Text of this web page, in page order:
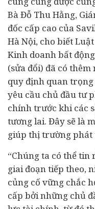
Bà Đỗ Thu Hằng,
đốc cấp cao của
Hà Nội, cho biết Luật
Kinh doanh bất
(sửa đổi) đã có thêm
quy định quan trọng
yêu cầu chủ đầu tư
chínhtrước khi các
tương lai. Đây sẽ là
giúp thị trường
“Chúng ta có thể tin
giai đoạn tiếp theo,
củng cố vững chắc
cấp bởi những chủ